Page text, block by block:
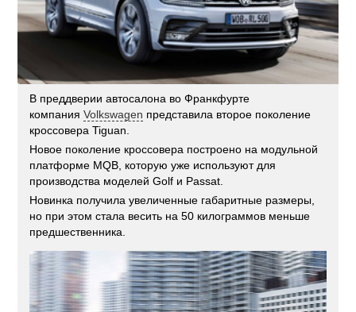
В преддверии автосалона во Франкфурте
компанияVolkswagen представила второе поколение
кроссовера Tiguan.
Новое поколение кроссовера построено на модульной
платформе MQB, которую уже используют для
производства моделей Golf и Passat.
Новинка получила увеличенные габаритные размеры,
но при этом стала весить на 50 килограммов меньше
предшественника.